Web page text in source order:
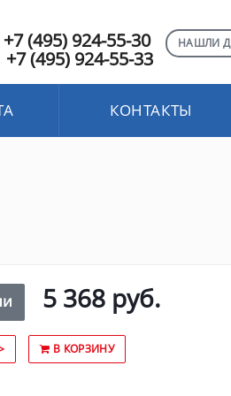
НАШЛИ
+7 (495) 924-55-30
+7 (495) 924-55-33
КОНТАКТЫ
5 368 руб.
В КОРЗИНУ